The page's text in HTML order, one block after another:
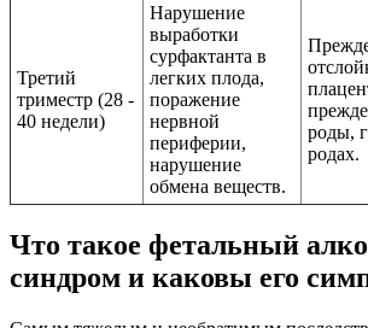
Третий
триместр (28 -
40 недели)
Нарушение
выработки
сурфактанта в
легких плода,
поражение
нервной
периферии,
нарушение
обмена веществ.
роды,
родах.
Что такое фетальный
синдром и каковы его